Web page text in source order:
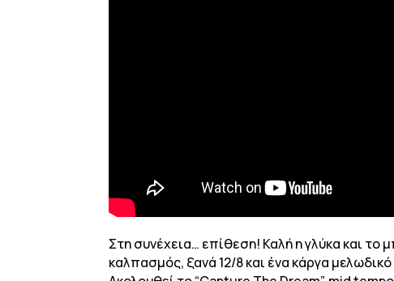
Στη συνέχεια… επίθεση! Καλή η γλύκα και το
καλπασμός, ξανά 12/8 και ένα κάργα